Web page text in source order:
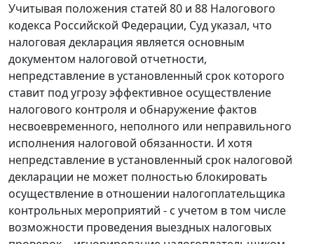
Учитывая положения статей 80 и 88 Налогового
кодекса Российской Федерации, Суд указал, что
налоговая декларация является основным
документом налоговой отчетности,
непредставление в установленный срок которого
ставит под угрозу эффективное осуществление
налогового контроля и обнаружение фактов
несвоевременного, неполного или неправильного
исполнения налоговой обязанности. И хотя
непредставление в установленный срок налоговой
декларации не может полностью блокировать
осуществление в отношении налогоплательщика
контрольных мероприятий - с учетом в том числе
возможности проведения выездных налоговых